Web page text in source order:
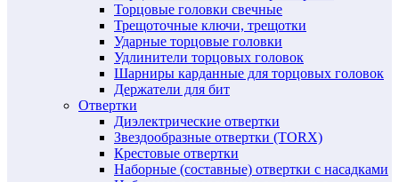
Торцовые головки свечные
Трещоточные ключи, трещотки
Ударные торцовые головки
Удлинители торцовых головок
Шарниры карданные для торцовых головок
Держатели для бит
Отвертки
Диэлектрические отвертки
Звездообразные отвертки (TORX)
Крестовые отвертки
Наборные (составные) отвертки с насадками